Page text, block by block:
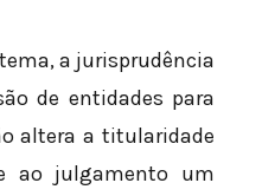
a jurisprudência
de entidades para
altera a titularidade
ao julgamento um